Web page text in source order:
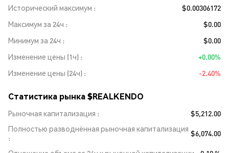
Исторический максимум
$0.00306172
Максимум за 24ч
$0.00
Минимум за 24ч
$0.00
Изменение цены (1ч)
+0.00%
Изменение цены (24ч)
-2.40%
Статистика рынка $REALKENDO
Рыночная капитализация
$5,212.00
Полностью разводнённая рыночная капитализация $6,074.00